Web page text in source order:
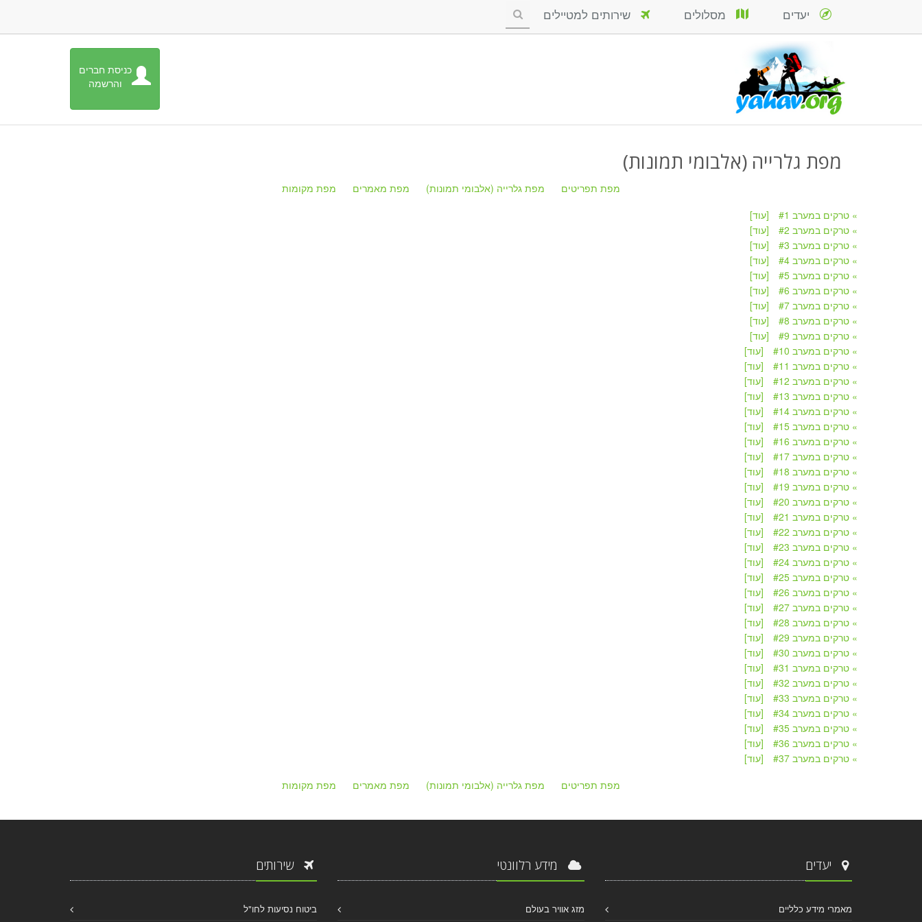
כניסת חברים
והרשמה
יעדים מסלולים שירותים למטיילים
מפת גלרייה (אלבומי תמונות)
מפת תפריטים מפת גלרייה (אלבומי תמונות) מפת מאמרים
מפת מקומות
» טרקים במערב #1
[עוד]
» טרקים במערב #2
[עוד]
» טרקים במערב #3
[עוד]
» טרקים במערב #4
[עוד]
» טרקים במערב #5
[עוד]
» טרקים במערב #6
[עוד]
» טרקים במערב #7
[עוד]
» טרקים במערב #8
[עוד]
» טרקים במערב #9
[עוד]
» טרקים במערב #10
[עוד]
» טרקים במערב #11
[עוד]
» טרקים במערב #12
[עוד]
» טרקים במערב #13
[עוד]
» טרקים במערב #14
[עוד]
» טרקים במערב #15
[עוד]
» טרקים במערב #16
[עוד]
» טרקים במערב #17
[עוד]
» טרקים במערב #18
[עוד]
» טרקים במערב #19
[עוד]
» טרקים במערב #20
[עוד]
» טרקים במערב #21
[עוד]
» טרקים במערב #22
[עוד]
» טרקים במערב #23
[עוד]
» טרקים במערב #24
[עוד]
» טרקים במערב #25
[עוד]
» טרקים במערב #26
[עוד]
» טרקים במערב #27
[עוד]
» טרקים במערב #28
[עוד]
» טרקים במערב #29
[עוד]
» טרקים במערב #30
[עוד]
» טרקים במערב #31
[עוד]
» טרקים במערב #32
[עוד]
» טרקים במערב #33
[עוד]
» טרקים במערב #34
[עוד]
» טרקים במערב #35
[עוד]
» טרקים במערב #36
[עוד]
» טרקים במערב #37
[עוד]
מפת תפריטים
מפת גלרייה (אלבומי תמונות) מפת מאמרים מפת מקומות
יעדים
מאמרי מידע כלליים
מידע רלוונטי
מזג אוויר בעולם
שירותים
ביטוח נסיעות לחו"ל